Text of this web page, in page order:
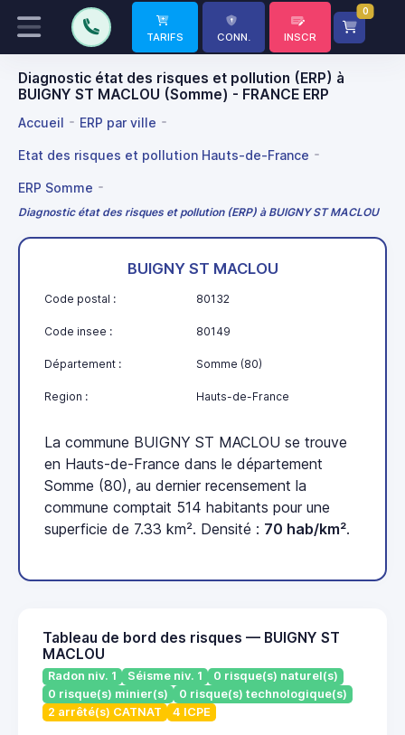
TARIFS CONN. INSCR
0
Diagnostic état des risques et pollution (ERP) à
BUIGNY ST MACLOU (Somme) - FRANCE ERP
Accueil ERP par ville
Etat des risques et pollution Hauts-de-France
ERP Somme
Diagnostic état des risques et pollution (ERP) à BUIGNY ST MACLOU
BUIGNY ST MACLOU
Code postal : 80132
Code insee : 80149
Département : Somme (80)
Region : Hauts-de-France
La commune BUIGNY ST MACLOU se trouve
en Hauts-de-France dans le département
Somme (80), au dernier recensement la
commune comptait 514 habitants pour une
superficie de 7.33 km². Densité : 70 hab/km².
Tableau de bord des risques — BUIGNY ST
MACLOU
Radon niv. 1 Séisme niv. 1
0 risque(s) naturel(s)
0 risque(s) minier(s)
0 risque(s) technologique(s)
2 arrêté(s) CATNAT
4 ICPE